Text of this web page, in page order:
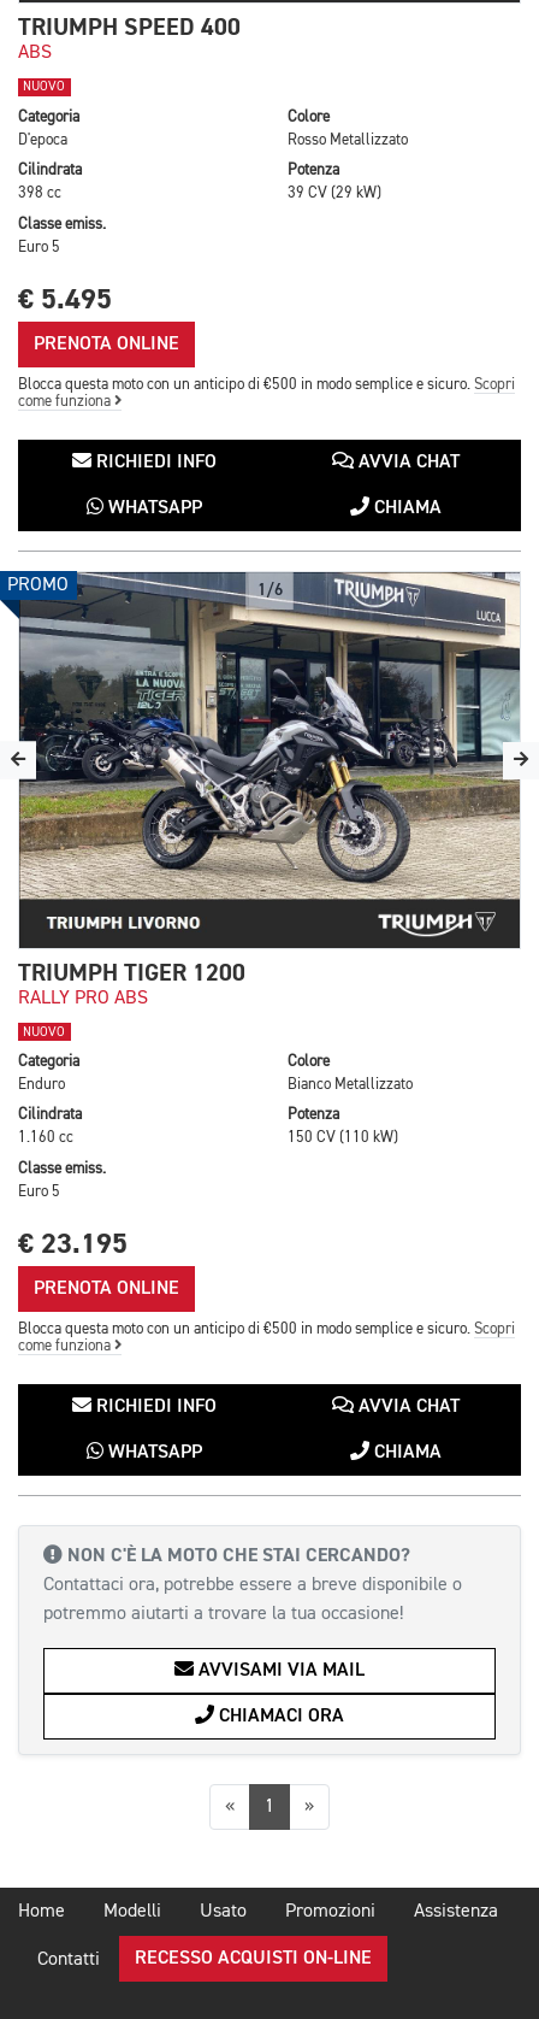
TRIUMPH SPEED 400
ABS
NUOVO
Categoria
D'epoca
Colore
Rosso Metallizzato
Cilindrata
398 cc
Potenza
39 CV (29 kW)
Classe emiss.
Euro 5
€ 5.495
PRENOTA ONLINE
Blocca questa moto con un anticipo di €500 in modo semplice e sicuro. Scopri
come funziona
RICHIEDI INFO AVVIA CHAT
WHATSAPP CHIAMA
PROMO 1/6
TRIUMPH TIGER 1200
RALLY PRO ABS
NUOVO
Categoria
Enduro
Colore
Bianco Metallizzato
Cilindrata
1.160 cc
Potenza
150 CV (110 kW)
Classe emiss.
Euro 5
€ 23.195
PRENOTA ONLINE
Blocca questa moto con un anticipo di €500 in modo semplice e sicuro. Scopri
come funziona
RICHIEDI INFO AVVIA CHAT
WHATSAPP CHIAMA
NON C'È LA MOTO CHE STAI CERCANDO?
Contattaci ora, potrebbe essere a breve disponibile o
potremmo aiutarti a trovare la tua occasione!
AVVISAMI VIA MAIL
CHIAMACI ORA
«Precedente
1 »Successiva
Home Modelli Usato Promozioni Assistenza
Contatti RECESSO ACQUISTI ON-LINE